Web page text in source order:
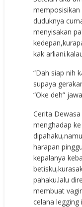
memposisikan
duduknya
menyisakan
kak
“Dah siap nih
supaya
“Oke deh”
Cerita
menghadap
harapan
kepalanya
pahaku.lalu
membuat
celana